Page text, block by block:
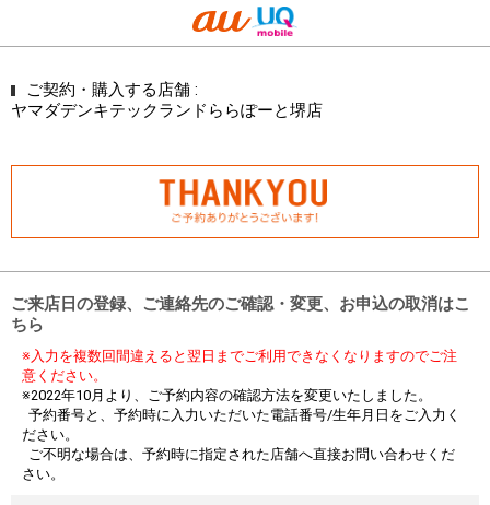
ご契約・購入する店舗 :
ヤマダデンキテックランドららぽーと堺店
ご来店日の登録、ご連絡先のご確認・変更、お申込の取消はこ
ちら
※入力を複数回間違えると翌日までご利用できなくなりますのでご注
意ください。
※2022年10月より、ご予約内容の確認方法を変更いたしました。
予約番号と、予約時に入力いただいた電話番号/生年月日をご入力く
ださい。
ご不明な場合は、予約時に指定された店舗へ直接お問い合わせくだ
さい。